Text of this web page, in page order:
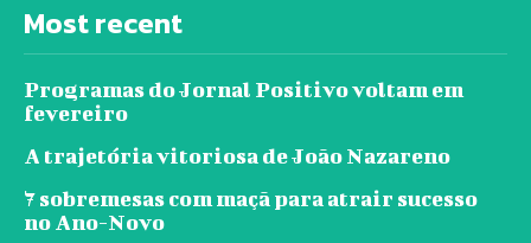
Most recent
Programas do Jornal Positivo voltam em
fevereiro
A trajetória vitoriosa de João Nazareno
7 sobremesas com maçã para atrair sucesso
no Ano-Novo